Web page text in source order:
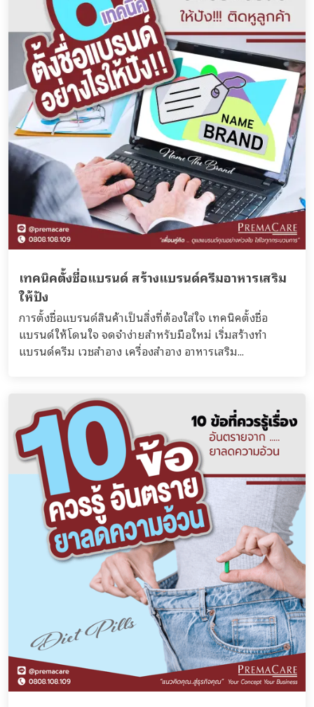
เทคนิคตั้งชื่อแบรนด์ สร้างแบรนด์ครีมอาหารเสริม
ให้ปัง
การตั้งชื่อแบรนด์สินค้าเป็นสิ่งที่ต้องใส่ใจ เทคนิคตั้งชื่อ
แบรนด์ให้โดนใจ จดจำง่ายสำหรับมือใหม่ เริ่มสร้างทำ
แบรนด์ครีม เวชสำอาง เครื่องสำอาง อาหารเสริม...